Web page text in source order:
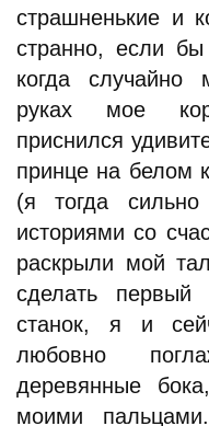
страшненькие и
странно, если бы
когда
руках мое
приснился
принце на белом
(я тогда сильно
историями со
раскрыли мой
сделать первый
станок, я и
любовно
деревянные
моими